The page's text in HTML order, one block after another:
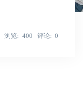
浏览 400 评论 0